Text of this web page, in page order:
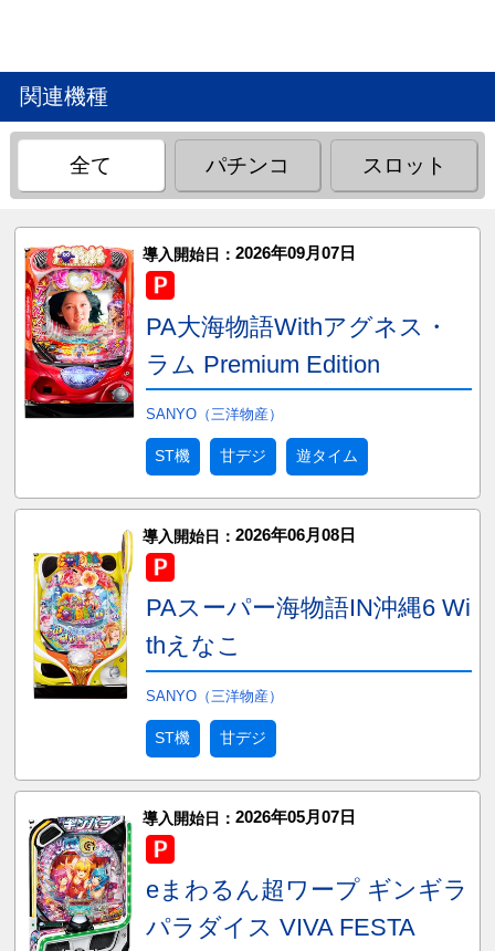
関連機種
全て パチンコ スロット
導入開始日： 2026年09月07日
PA大海物語Withアグネス・
ラム Premium Edition
SANYO（三洋物産）
ST機 甘デジ 遊タイム
導入開始日： 2026年06月08日
PAスーパー海物語IN沖縄6 Wi
thえなこ
SANYO（三洋物産）
ST機 甘デジ
導入開始日： 2026年05月07日
eまわるん超ワープ ギンギラ
パラダイス VIVA FESTA